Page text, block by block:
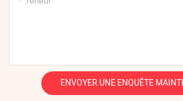
ENVOYER UNE ENQUÊTE